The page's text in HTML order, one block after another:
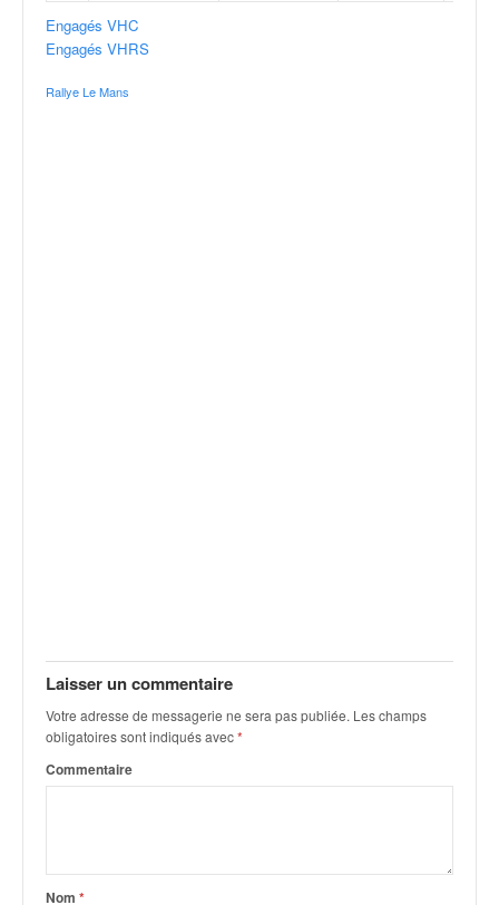
Engagés VHC
Engagés VHRS
Rallye Le Mans
Laisser un commentaire
Votre adresse de messagerie ne sera pas publiée. Les champs
obligatoires sont indiqués avec*
Commentaire
Nom *